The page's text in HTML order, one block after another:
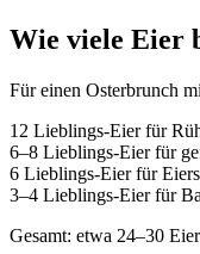
Wie viele Eier
Für einen Osterbrunch
12 Lieblings-Eier für
6–8 Lieblings-Eier für
6 Lieblings-Eier für
3–4 Lieblings-Eier für
Gesamt: etwa 24–30 Eier